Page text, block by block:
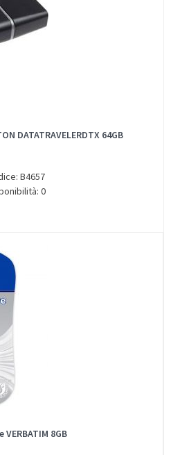
DATATRAVELERDTX 64GB
B4657
0
VERBATIM 8GB